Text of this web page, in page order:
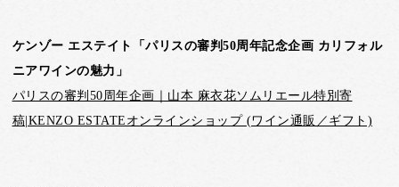
ケンゾー エステイト「パリスの審判50周年記念企画 カリフォル
ニアワインの魅力」
パリスの審判50周年企画｜山本 麻衣花ソムリエール特別寄
稿|KENZO ESTATEオンラインショップ (ワイン通販／ギフト)